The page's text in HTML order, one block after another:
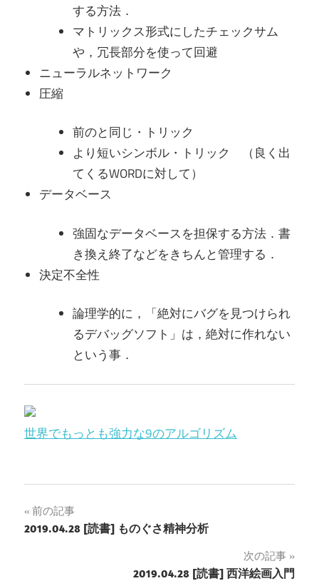
する方法．
マトリックス形式にしたチェックサム
や，冗長部分を使って回避
ニューラルネットワーク
圧縮
前のと同じ・トリック
より短いシンボル・トリック （良く出
てくるWORDに対して）
データベース
強固なデータベースを担保する方法．書
き換え終了などをきちんと管理する．
決定不全性
論理学的に，「絶対にバグを見つけられ
るデバッグソフト」は，絶対に作れない
という事．
世界でもっとも強力な9のアルゴリズム
投
前の記事
2019.04.28 [読書] ものぐさ精神分析
次の記事
2019.04.28 [読書] 西洋絵画入門